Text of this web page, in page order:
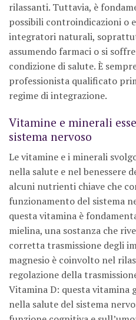
rilassanti. Tuttavia, è
possibili controindicazioni o
integratori naturali,
assumendo farmaci o si
condizione di salute. È
professionista qualificato
regime di integrazione.
Vitamine e minerali
sistema nervoso
Le vitamine e i minerali
nella salute e nel benessere
alcuni nutrienti chiave che
funzionamento del sistema
questa vitamina è
mielina, una sostanza che
corretta trasmissione degli
magnesio è coinvolto nel
regolazione della
Vitamina D: questa
nella salute del sistema